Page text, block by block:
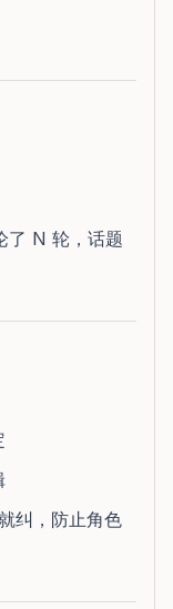
了 N 轮，话题
纠，防止角色